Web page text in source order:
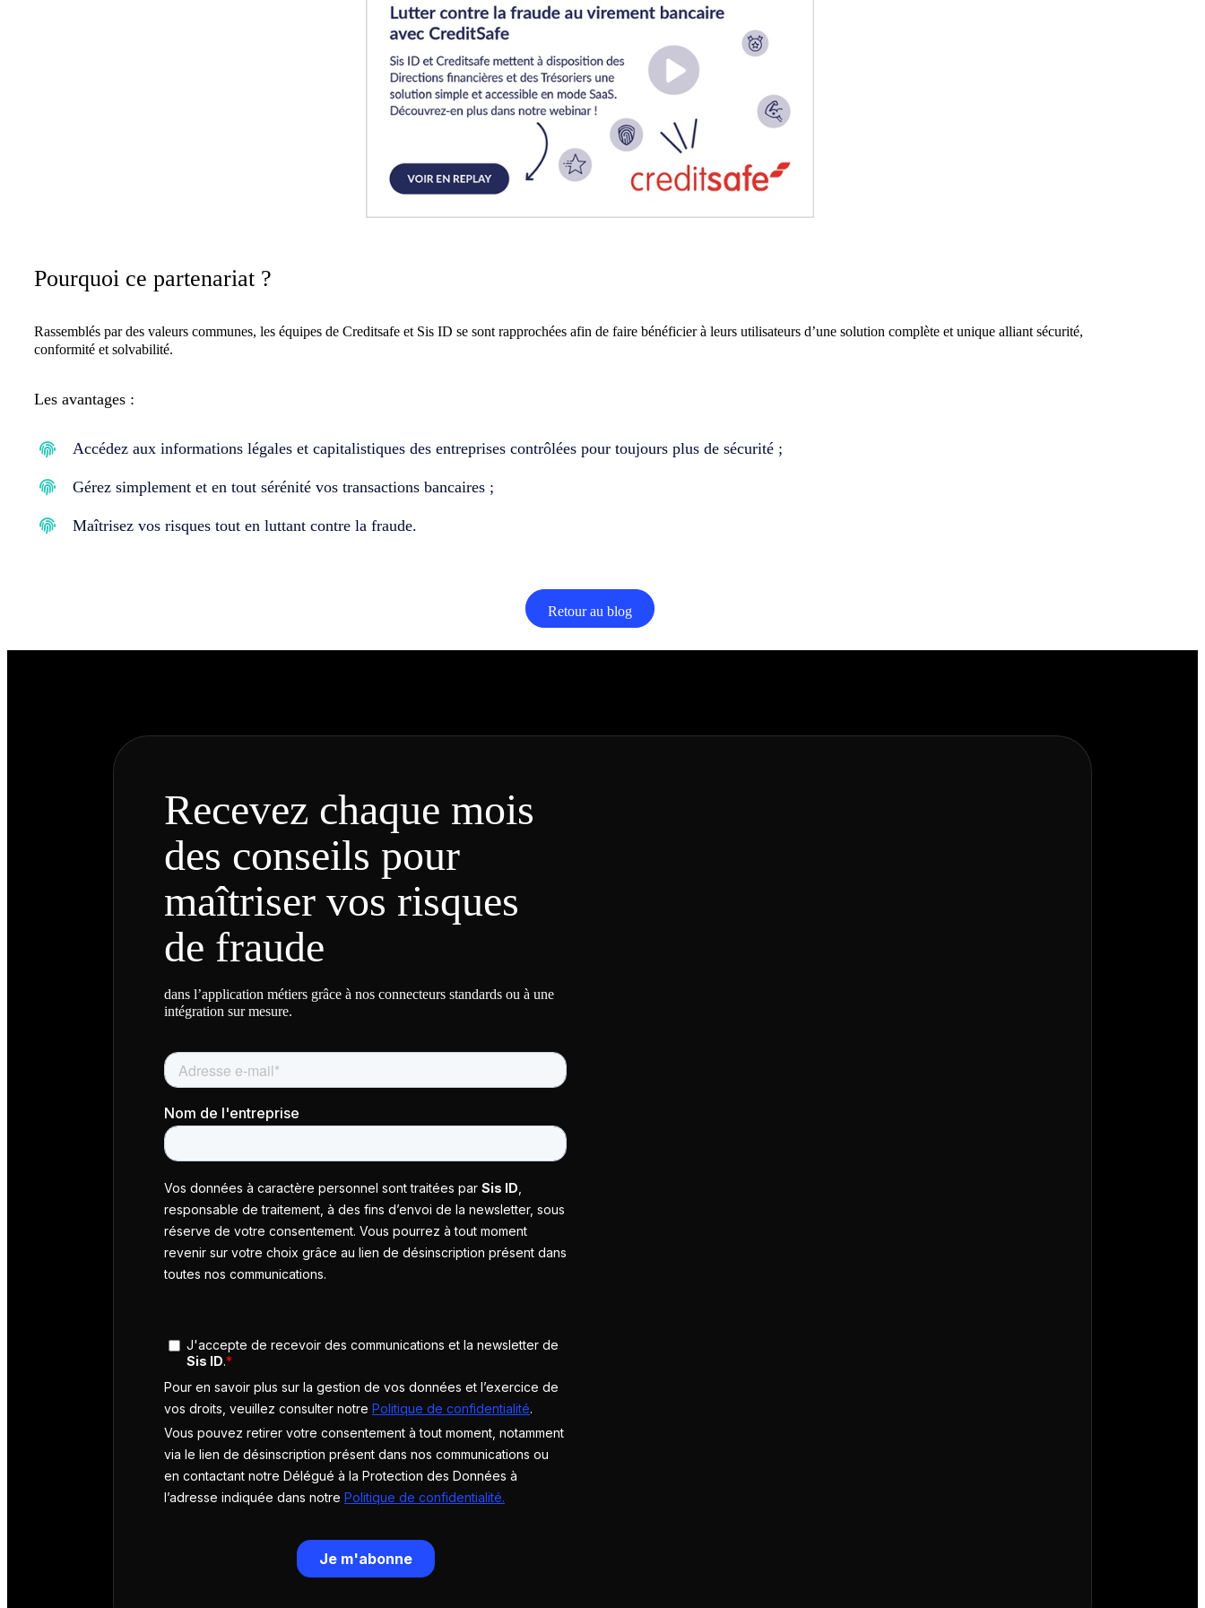
Pourquoi ce partenariat ?
Rassemblés par des valeurs communes, les équipes de Creditsafe et Sis ID se sont rapprochées afin de faire bénéficier à leurs utilisateurs d’une solution complète et unique alliant sécurité,
conformité et solvabilité.
Les avantages :
Accédez aux informations légales et capitalistiques des entreprises contrôlées pour toujours plus de sécurité ;
Gérez simplement et en tout sérénité vos transactions bancaires ;
Maîtrisez vos risques tout en luttant contre la fraude.
Retour au blog
Recevez chaque mois
des conseils pour
maîtriser vos risques
de fraude
dans l’application métiers grâce à nos connecteurs standards ou à une
intégration sur mesure.